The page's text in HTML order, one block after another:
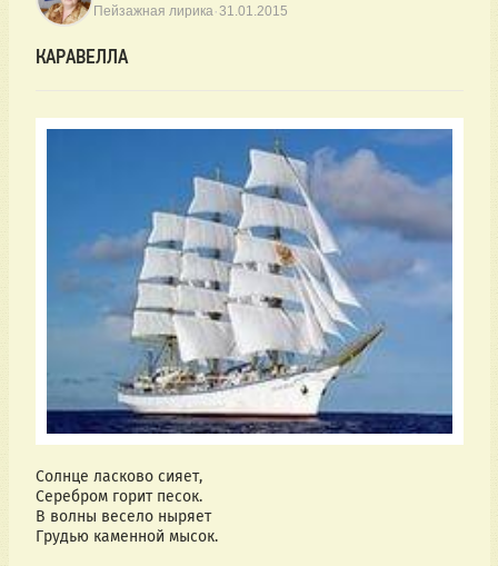
Пейзажная лирика·31.01.2015
КАРАВЕЛЛА
Солнце ласково сияет,
Серебром горит песок.
В волны весело ныряет
Грудью каменной мысок.